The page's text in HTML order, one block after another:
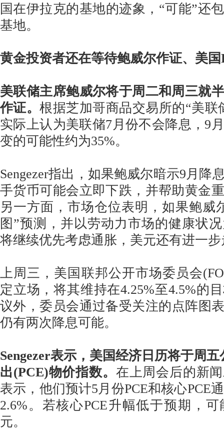
国在伊拉克的基地的迹象，“可能”还
基地。
黄金投资者还在等待鲍威尔作证、美
美联储主席鲍威尔将于周二和周三就
作证。根据芝加哥商品交易所的“美联
实际上认为美联储7月份不会降息，9
变的可能性约为35%。
Sengezer指出，如果鲍威尔暗示9月降
手货币可能会立即下跌，并帮助黄金
另一方面，市场仓位表明，如果鲍威
图”预测，并以劳动力市场的健康状
将继续优先考虑通胀，美元还有进一
上周三，美国联邦公开市场委员会
定立场，将其维持在4.25%至4.5%的
议外，委员会通过备受关注的点阵图
仍有两次降息可能。
Sengezer表示，美国经济日历将于周
出(PCE)物价指数。 在上周会后的新
表示，他们预计5月份PCE和核心PCE
2.6%。若核心PCE升幅低于预期，
元。